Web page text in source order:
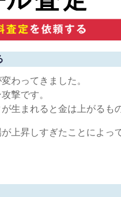
わってきました。
撃です。
生まれると金は上がるも
上昇しすぎたことによっ